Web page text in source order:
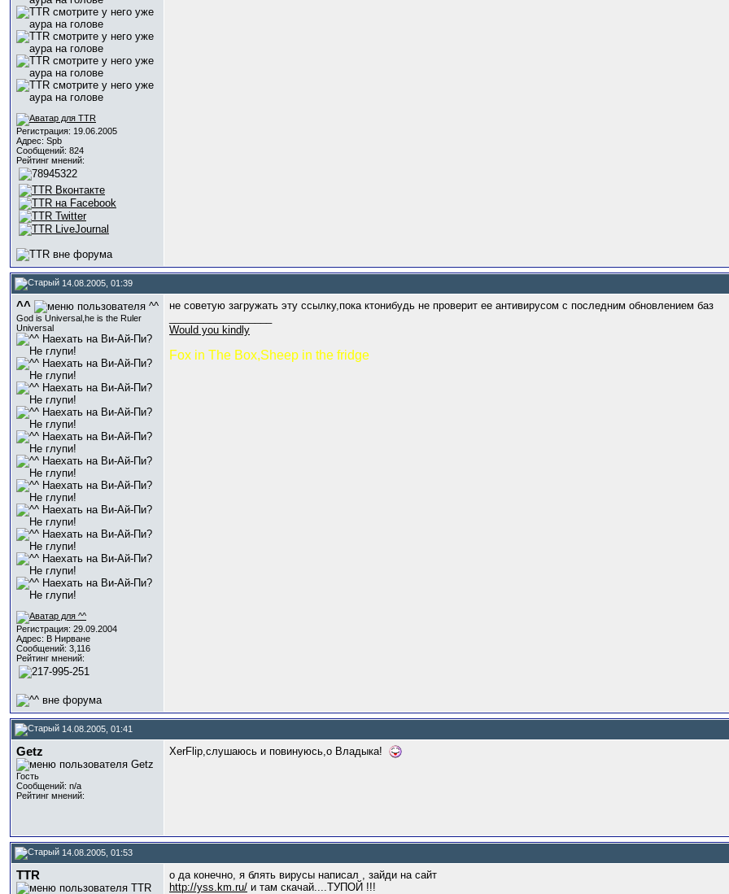
Регистрация: 19.06.2005
Адрес: Spb
Сообщений: 824
Рейтинг мнений:
14.08.2005, 01:39
^^
God is Universal,he is the Ruler
Universal
Регистрация: 29.09.2004
Адрес: В Нирване
Сообщений: 3,116
Рейтинг мнений:
не советую загружать эту ссылку,пока ктонибудь не проверит ее антивирусом с последним обновлением баз
Would you kindly
Fox in The Box,Sheep in the fridge
14.08.2005, 01:41
Getz
Гость
Сообщений: n/a
Рейтинг мнений:
XerFlip,слушаюсь и повинуюсь,о Владыка!
14.08.2005, 01:53
TTR
о да конечно, я блять вирусы написал , зайди на сайт
http://yss.km.ru/ и там скачай....ТУПОЙ !!!